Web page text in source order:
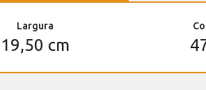
Largura
19,50 cm